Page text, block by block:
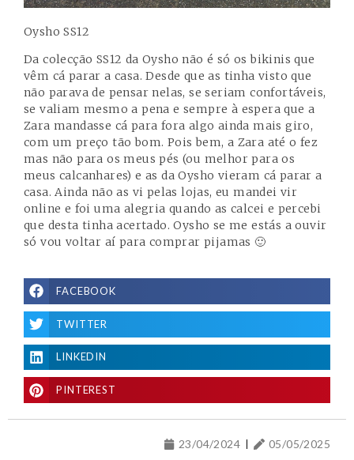
Oysho SS12
Da colecção SS12 da Oysho não é só os bikinis que
vêm cá parar a casa. Desde que as tinha visto que
não parava de pensar nelas, se seriam confortáveis,
se valiam mesmo a pena e sempre à espera que a
Zara mandasse cá para fora algo ainda mais giro,
com um preço tão bom. Pois bem, a Zara até o fez
mas não para os meus pés (ou melhor para os
meus calcanhares) e as da Oysho vieram cá parar a
casa. Ainda não as vi pelas lojas, eu mandei vir
online e foi uma alegria quando as calcei e percebi
que desta tinha acertado. Oysho se me estás a ouvir
só vou voltar aí para comprar pijamas 🙂
FACEBOOK
TWITTER
LINKEDIN
PINTEREST
23/04/2024 05/05/2025